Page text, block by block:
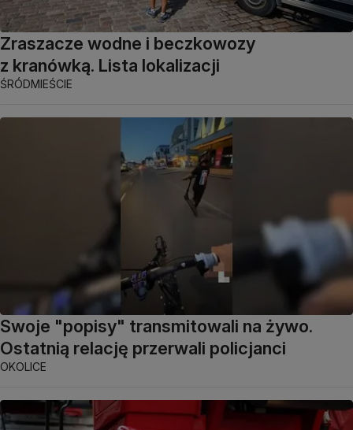
Zraszacze wodne i beczkowozy
z kranówką. Lista lokalizacji
ŚRÓDMIEŚCIE
Swoje "popisy" transmitowali na żywo.
Ostatnią relację przerwali policjanci
OKOLICE